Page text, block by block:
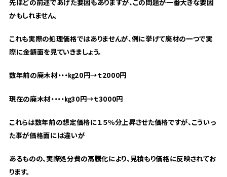
先ほどの前述であげた要因もありますが、この問題が一番大きな要因
かもしれません。
これも実際の処理価格ではありませんが、例に挙げて廃材の一つで実
際に金額面を見ていきましょう。
数年前の廃木材・・・㎏20円→ｔ2000円
現在の廃木材・・・・㎏30円→ｔ3000円
これらは数年前の想定価格に１５％分上昇させた価格ですが、こういっ
た事が価格面には違いが
あるものの、実際処分費の高騰化により、見積もり価格に反映されてお
ります。